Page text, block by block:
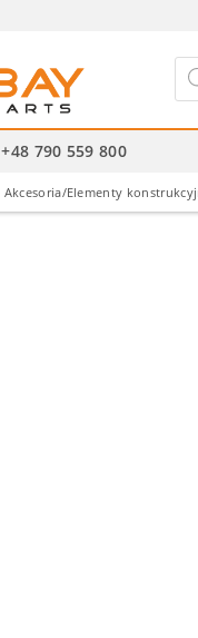
produktów
+48 790 559 800
Akcesoria/Elementy